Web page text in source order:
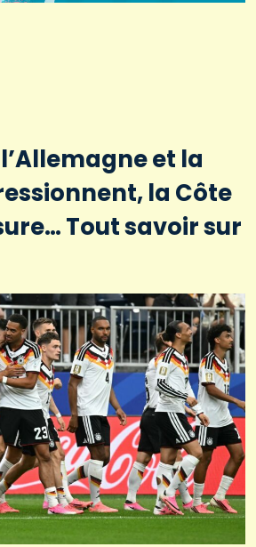
l’Allemagne et la
la Côte
Tout savoir sur